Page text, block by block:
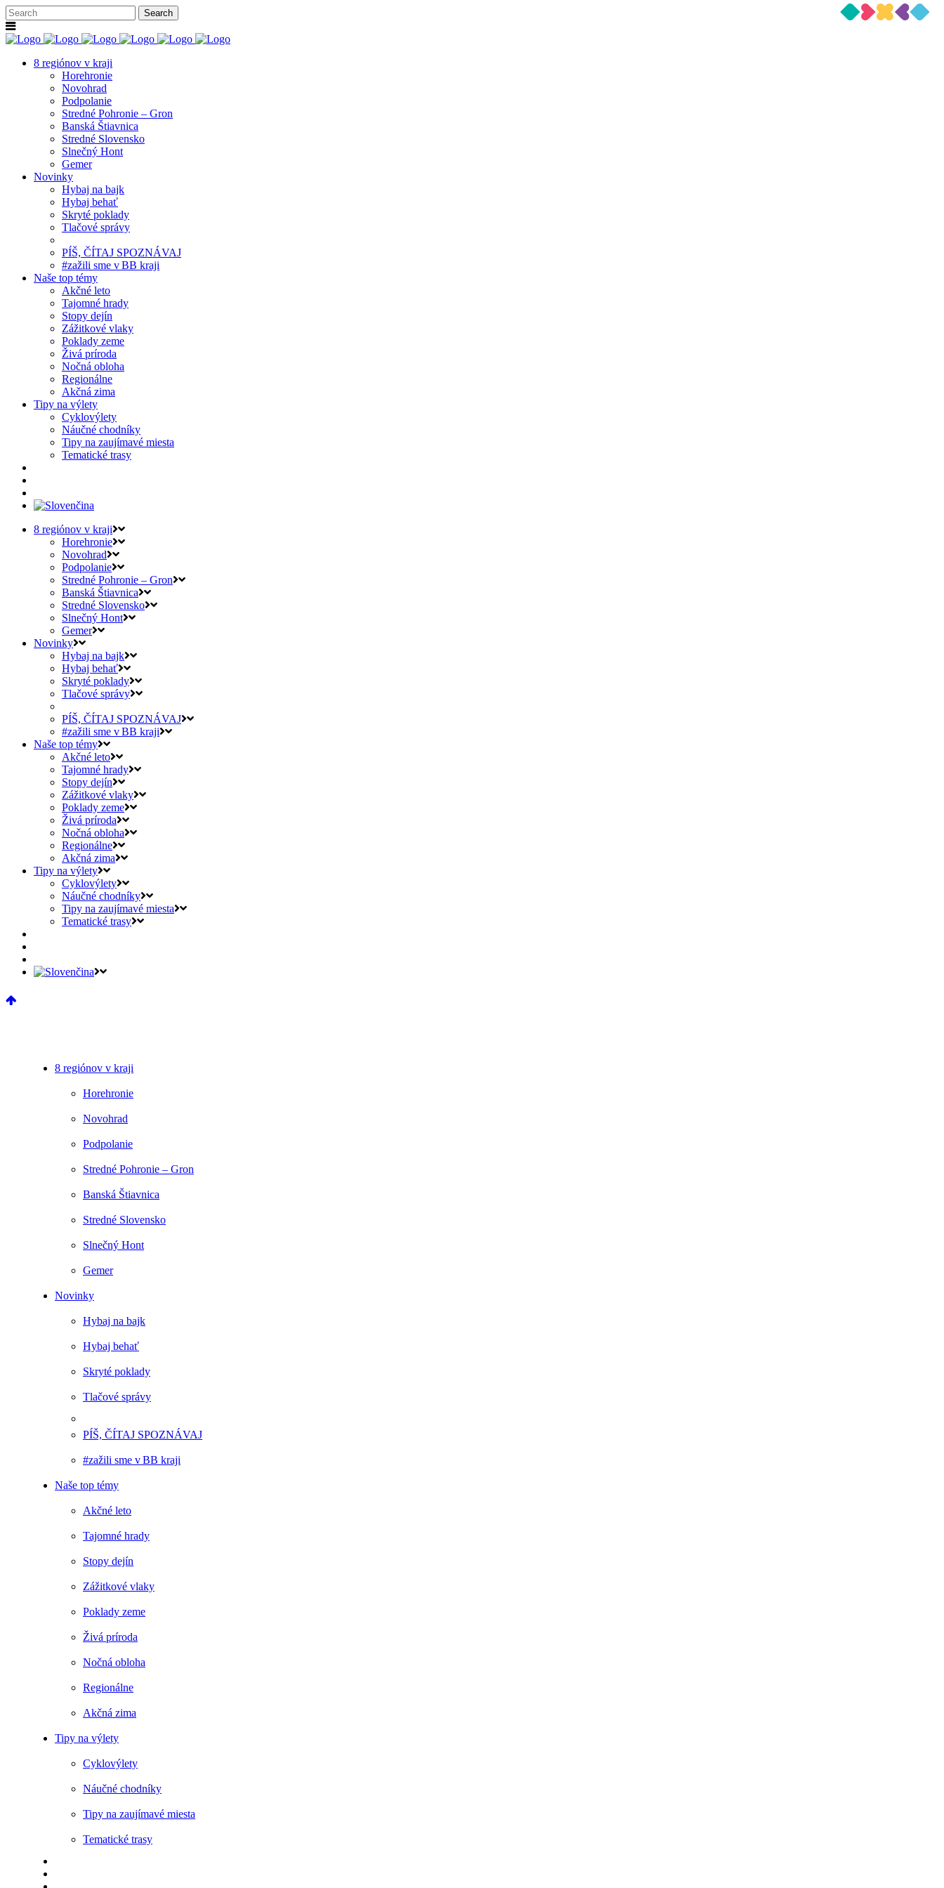
8 regiónov v kraji
Horehronie
Novohrad
Podpolanie
Stredné Pohronie – Gron
Banská Štiavnica
Stredné Slovensko
Slnečný Hont
Gemer
Novinky
Hybaj na bajk
Hybaj behať
Skryté poklady
Tlačové správy
PÍŠ, ČÍTAJ SPOZNÁVAJ
#zažili sme v BB kraji
Naše top témy
Akčné leto
Tajomné hrady
Stopy dejín
Zážitkové vlaky
Poklady zeme
Živá príroda
Nočná obloha
Regionálne
Akčná zima
Tipy na výlety
Cyklovýlety
Náučné chodníky
Tipy na zaujímavé miesta
Tematické trasy
8 regiónov v kraji
Horehronie
Novohrad
Podpolanie
Stredné Pohronie – Gron
Banská Štiavnica
Stredné Slovensko
Slnečný Hont
Gemer
Novinky
Hybaj na bajk
Hybaj behať
Skryté poklady
Tlačové správy
PÍŠ, ČÍTAJ SPOZNÁVAJ
#zažili sme v BB kraji
Naše top témy
Akčné leto
Tajomné hrady
Stopy dejín
Zážitkové vlaky
Poklady zeme
Živá príroda
Nočná obloha
Regionálne
Akčná zima
Tipy na výlety
Cyklovýlety
Náučné chodníky
Tipy na zaujímavé miesta
Tematické trasy
8 regiónov v kraji
Horehronie
Novohrad
Podpolanie
Stredné Pohronie – Gron
Banská Štiavnica
Stredné Slovensko
Slnečný Hont
Gemer
Novinky
Hybaj na bajk
Hybaj behať
Skryté poklady
Tlačové správy
PÍŠ, ČÍTAJ SPOZNÁVAJ
#zažili sme v BB kraji
Naše top témy
Akčné leto
Tajomné hrady
Stopy dejín
Zážitkové vlaky
Poklady zeme
Živá príroda
Nočná obloha
Regionálne
Akčná zima
Tipy na výlety
Cyklovýlety
Náučné chodníky
Tipy na zaujímavé miesta
Tematické trasy